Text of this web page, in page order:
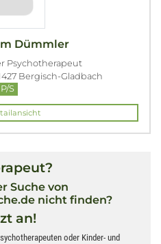
Dümmler
Psychotherapeut
Bergisch-Gladbach
P/S
Suche von
nicht finden?
an!
oder Kinder- und